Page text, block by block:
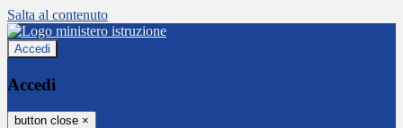
Salta al contenuto
Accedi
Accedi
button close ×